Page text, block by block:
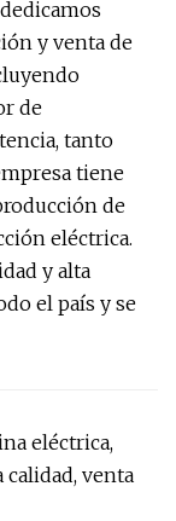
y venta de
de
tanto
tiene
de
eléctrica.
y alta
el país y se
eléctrica,
venta